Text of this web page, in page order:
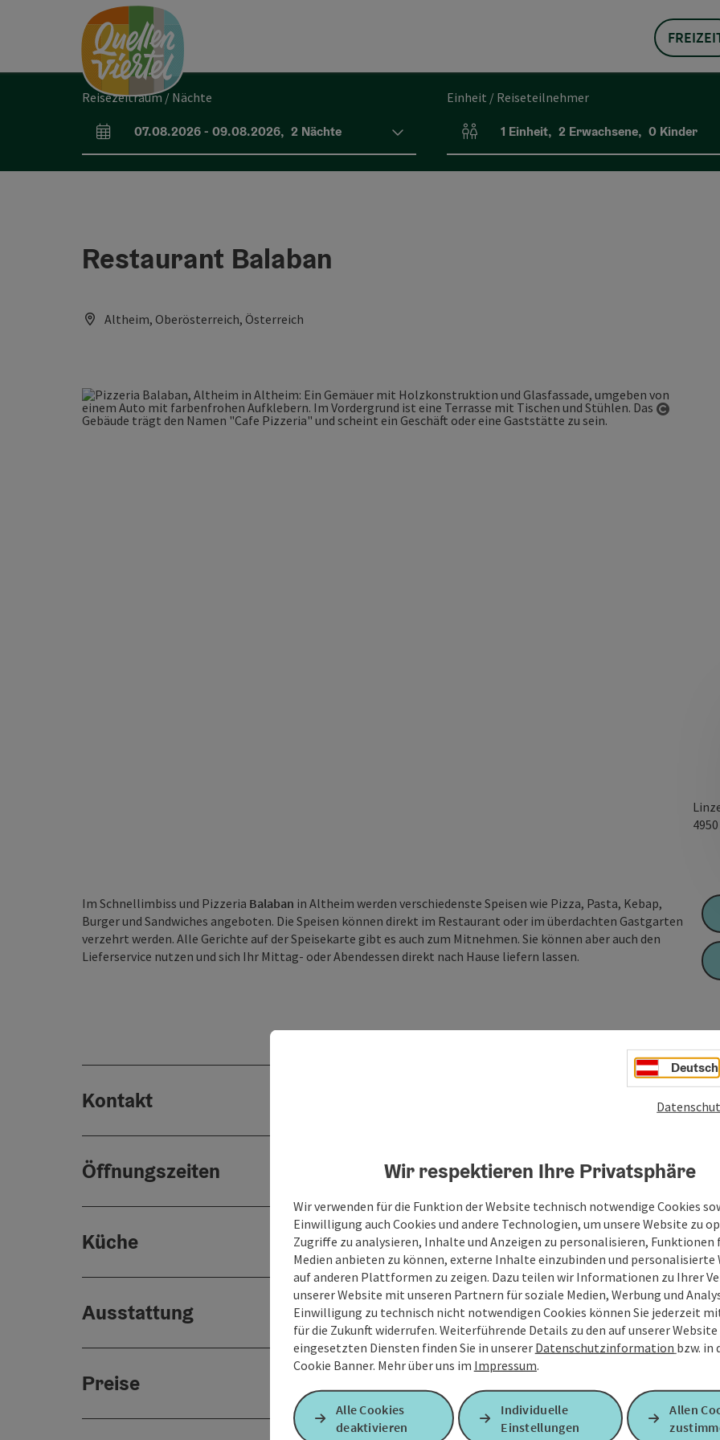
Zum InhaltAccesskey
[0]
Zur NavigationAccesskey
Zum Seitenanfang Accesskey
Reisezeitraum / Nächte
An- und Abreisefelder
07.08.2026- 09.08.2026, 2 Nächte
Einheit / Reiseteilnehmer
Einheitenanzahl und Personenfelder
1 Einheit, 2 Erwachsene, 0 Kinder
Restaurant Balaban
Altheim, Oberösterreich, Österreich
4950
Im Schnellimbiss und Pizzeria Balaban in Altheim werden verschiedenste Speisen wie Pizza, Pasta, Kebap,
Burger und Sandwiches angeboten. Die Speisen können direkt im Restaurant oder im überdachten Gastgarten
verzehrt werden. Alle Gerichte auf der Speisekarte gibt es auch zum Mitnehmen. Sie können aber auch den
Lieferservice nutzen und sich Ihr Mittag- oder Abendessen direkt nach Hause liefern lassen.
Kontakt
Öffnungszeiten
Küche
Ausstattung
Preise
Deutsch
Wir respektieren Ihre Privatsphäre
Wir verwenden für die Funktion der Website technisch notwendige Cookies
Einwilligung auch Cookies und andere Technologien, um unsere Website zu
Zugriffe zu analysieren, Inhalte und Anzeigen zu personalisieren, Funktionen
Medien anbieten zu können, externe Inhalte einzubinden und personalisierte
auf anderen Plattformen zu zeigen. Dazu teilen wir Informationen zu Ihrer
unserer Website mit unseren Partnern für soziale Medien, Werbung und
Einwilligung zu technisch nicht notwendigen Cookies können Sie jederzeit
für die Zukunft widerrufen. Weiterführende Details zu den auf unserer Website
eingesetzten Diensten finden Sie in unserer Datenschutzinformation bzw. in
Cookie Banner. Mehr über uns im Impressum.
Alle Cookies
deaktivieren
Individuelle
Einstellungen
Allen